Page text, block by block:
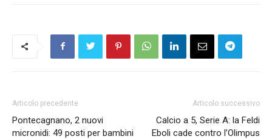
Articolo precedente
Pontecagnano, 2 nuovi
micronidi: 49 posti per bambini
Articolo successivo
Calcio a 5, Serie A: la Feldi
Eboli cade contro l’Olimpus